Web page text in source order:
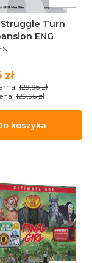
Turn
ENG
129,95 zł
129,95 zł
koszyka